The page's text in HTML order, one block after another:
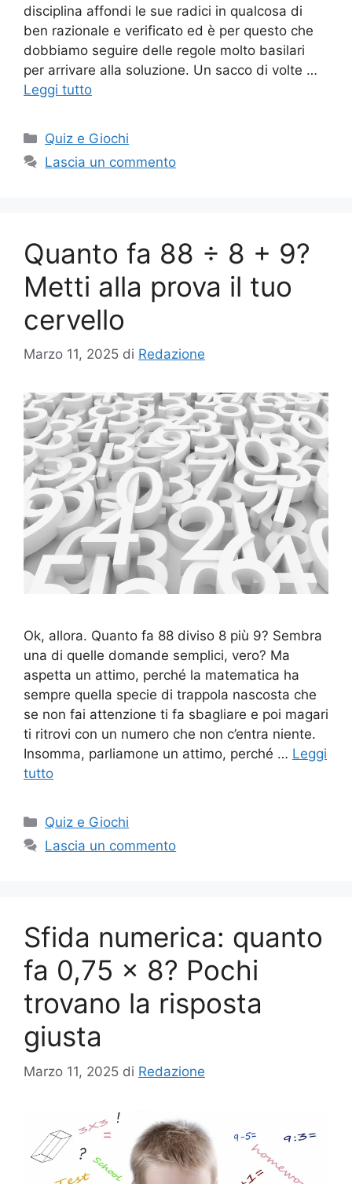
disciplina affondi le sue radici in qualcosa di
ben razionale e verificato ed è per questo che
dobbiamo seguire delle regole molto basilari
per arrivare alla soluzione. Un sacco di volte …
Leggi tutto
Categorie
Quiz e Giochi
Lascia un commento
Quanto fa 88 ÷ 8 + 9?
Metti alla prova il tuo
cervello
Marzo 11, 2025 di Redazione
Ok, allora. Quanto fa 88 diviso 8 più 9? Sembra
una di quelle domande semplici, vero? Ma
aspetta un attimo, perché la matematica ha
sempre quella specie di trappola nascosta che
se non fai attenzione ti fa sbagliare e poi magari
ti ritrovi con un numero che non c’entra niente.
Insomma, parliamone un attimo, perché … Leggi
tutto
Categorie
Quiz e Giochi
Lascia un commento
Sfida numerica: quanto
fa 0,75 × 8? Pochi
trovano la risposta
giusta
Marzo 11, 2025 di Redazione